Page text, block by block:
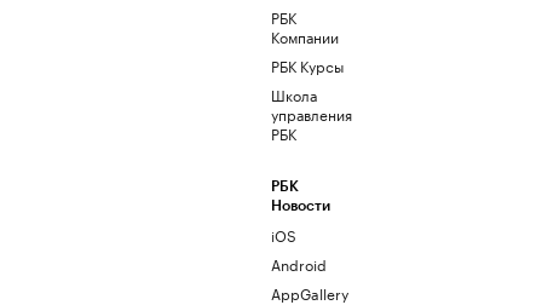
РБК
Компании
РБК Курсы
Школа
управления
РБК
РБК
Новости
iOS
Android
AppGallery